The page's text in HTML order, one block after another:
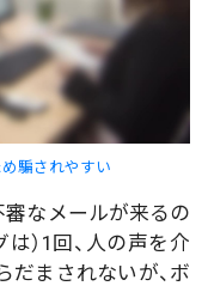
騙されやすい
審なメールが来るの
）1回、人の声を介
だまされないが、ボ